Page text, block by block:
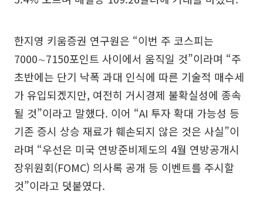
한지영 키움증권 연구원은 “이번 주 코스피는
7000∼7150포인트 사이에서 움직일 것”이라며 “주
초반에는 단기 낙폭 과대 인식에 따른 기술적 매수세
가 유입되겠지만, 여전히 거시경제 불확실성에 종속
될 것”이라고 말했다. 이어 “AI 투자 확대 가능성 등
기존 증시 상승 재료가 훼손되지 않은 것은 사실”이
라며 “우선은 미국 연방준비제도의 4월 연방공개시
장위원회(FOMC) 의사록 공개 등 이벤트를 주시할
것”이라고 덧붙였다.